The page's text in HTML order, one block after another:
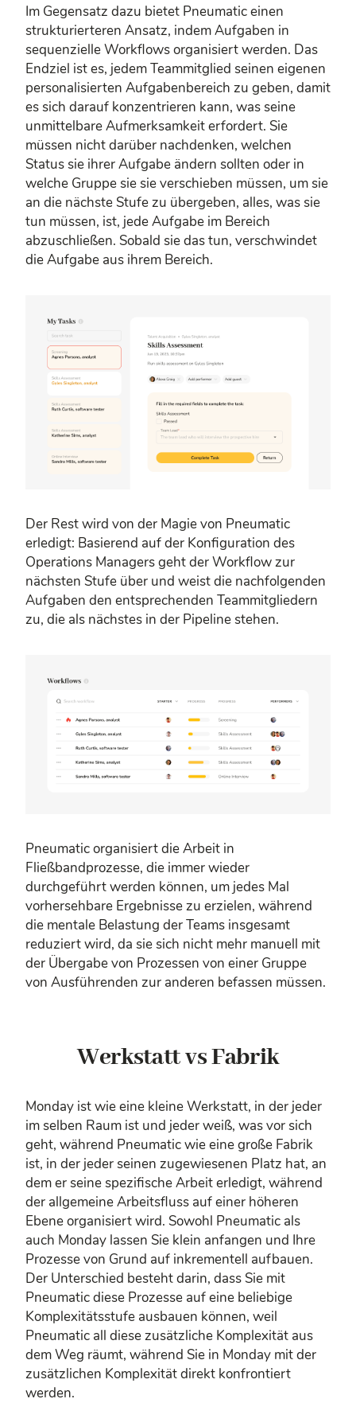
Im Gegensatz dazu bietet Pneumatic einen
strukturierteren Ansatz, indem Aufgaben in
sequenzielle Workflows organisiert werden. Das
Endziel ist es, jedem Teammitglied seinen eigenen
personalisierten Aufgabenbereich zu geben, damit
es sich darauf konzentrieren kann, was seine
unmittelbare Aufmerksamkeit erfordert. Sie
müssen nicht darüber nachdenken, welchen
Status sie ihrer Aufgabe ändern sollten oder in
welche Gruppe sie sie verschieben müssen, um sie
an die nächste Stufe zu übergeben, alles, was sie
tun müssen, ist, jede Aufgabe im Bereich
abzuschließen. Sobald sie das tun, verschwindet
die Aufgabe aus ihrem Bereich.
Der Rest wird von der Magie von Pneumatic
erledigt: Basierend auf der Konfiguration des
Operations Managers geht der Workflow zur
nächsten Stufe über und weist die nachfolgenden
Aufgaben den entsprechenden Teammitgliedern
zu, die als nächstes in der Pipeline stehen.
Pneumatic organisiert die Arbeit in
Fließbandprozesse, die immer wieder
durchgeführt werden können, um jedes Mal
vorhersehbare Ergebnisse zu erzielen, während
die mentale Belastung der Teams insgesamt
reduziert wird, da sie sich nicht mehr manuell mit
der Übergabe von Prozessen von einer Gruppe
von Ausführenden zur anderen befassen müssen.
Werkstatt vs Fabrik
Monday ist wie eine kleine Werkstatt, in der jeder
im selben Raum ist und jeder weiß, was vor sich
geht, während Pneumatic wie eine große Fabrik
ist, in der jeder seinen zugewiesenen Platz hat, an
dem er seine spezifische Arbeit erledigt, während
der allgemeine Arbeitsfluss auf einer höheren
Ebene organisiert wird. Sowohl Pneumatic als
auch Monday lassen Sie klein anfangen und Ihre
Prozesse von Grund auf inkrementell aufbauen.
Der Unterschied besteht darin, dass Sie mit
Pneumatic diese Prozesse auf eine beliebige
Komplexitätsstufe ausbauen können, weil
Pneumatic all diese zusätzliche Komplexität aus
dem Weg räumt, während Sie in Monday mit der
zusätzlichen Komplexität direkt konfrontiert
werden.